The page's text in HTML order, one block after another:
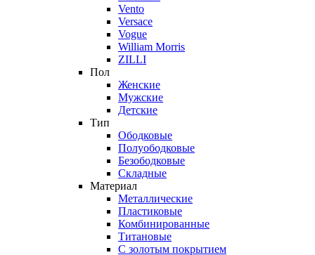
Vento
Versace
Vogue
William Morris
ZILLI
Пол
Женские
Мужские
Детские
Тип
Ободковые
Полуободковые
Безободковые
Складные
Материал
Металлические
Пластиковые
Комбинированные
Титановые
С золотым покрытием